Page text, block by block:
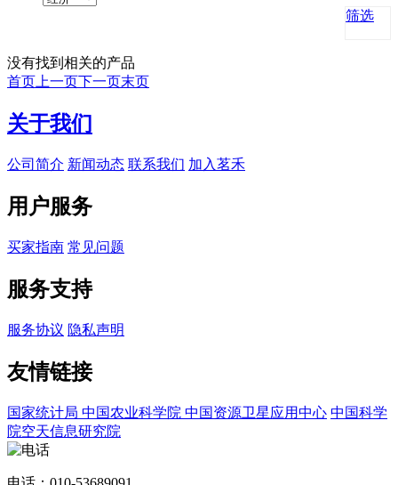
筛选
没有找到相关的产品
首页上一页下一页末页
关于我们
公司简介 新闻动态 联系我们 加入茗禾
用户服务
买家指南 常见问题
服务支持
服务协议 隐私声明
友情链接
国家统计局 中国农业科学院 中国资源卫星应用中心 中国科学
院空天信息研究院